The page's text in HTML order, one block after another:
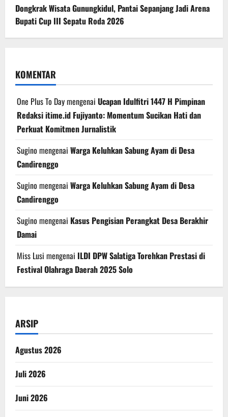
Dongkrak Wisata Gunungkidul, Pantai Sepanjang Jadi Arena
Bupati Cup III Sepatu Roda 2026
KOMENTAR
One Plus To Daymengenai Ucapan Idulfitri 1447 H Pimpinan
Redaksi itime.id Fujiyanto: Momentum Sucikan Hati dan
Perkuat Komitmen Jurnalistik
Sugino mengenai Warga Keluhkan Sabung Ayam di Desa
Candirenggo
Sugino mengenai Warga Keluhkan Sabung Ayam di Desa
Candirenggo
Sugino mengenai Kasus Pengisian Perangkat Desa Berakhir
Damai
Miss Lusi mengenai ILDI DPW Salatiga Torehkan Prestasi di
Festival Olahraga Daerah 2025 Solo
ARSIP
Agustus 2026
Juli 2026
Juni 2026